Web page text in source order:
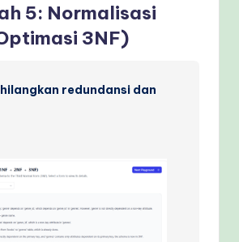
5: Normalisasi
3NF)
redundansi dan